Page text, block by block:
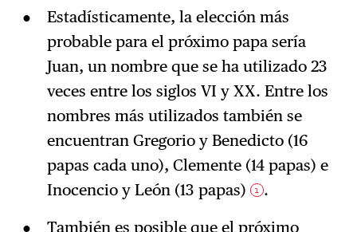
Estadísticamente, la elección más
probable para el próximo papa sería
Juan, un nombre que se ha utilizado 23
veces entre los siglos VI y XX. Entre los
nombres más utilizados también se
encuentran Gregorio y Benedicto (16
papas cada uno), Clemente (14 papas) e
Inocencio y León (13 papas)
1 .
También es posible que el próximo